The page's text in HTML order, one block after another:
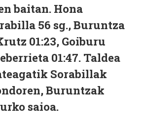
baitan. Hona
56 sg., Buruntza
01:23, Goiburu
01:47. Taldea
Sorabillak
Buruntzak
saioa.